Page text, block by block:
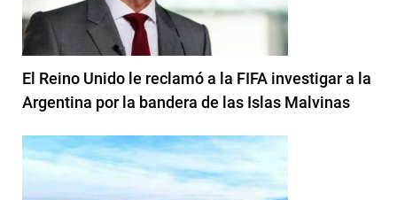
El Reino Unido le reclamó a la FIFA investigar a la
Argentina por la bandera de las Islas Malvinas